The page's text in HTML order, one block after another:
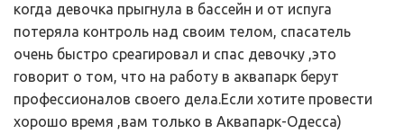
когда девочка прыгнула в бассейн и от испуга
потеряла контроль над своим телом, спасатель
очень быстро среагировал и спас девочку ,это
говорит о том, что на работу в аквапарк берут
профессионалов своего дела.Если хотите провести
хорошо время ,вам только в Аквапарк-Одесса)